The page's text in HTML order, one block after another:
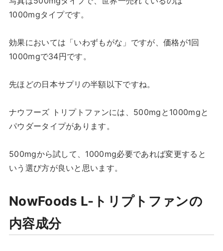
1000mgタイプです。
効果においては「いわずもがな」ですが、価格が1回
1000mgで34円です。
先ほどの日本サプリの半額以下ですね。
ナウフーズ トリプトファンには、500mgと1000mgと
パウダータイプがあります。
500mgから試して、1000mg必要であれば変更すると
いう選び方が良いと思います。
NowFoods L-トリプトファンの
内容成分